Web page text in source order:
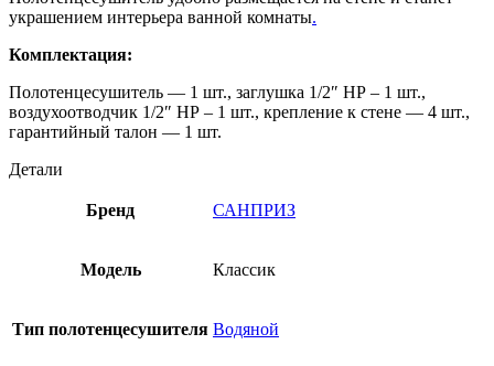
украшением интерьера ванной комнаты.
Комплектация:
Полотенцесушитель — 1 шт., заглушка 1/2″ НР – 1 шт.,
воздухоотводчик 1/2″ НР – 1 шт., крепление к стене — 4 шт.,
гарантийный талон — 1 шт.
Детали
Бренд САНПРИЗ
Модель Классик
Тип полотенцесушителя Водяной